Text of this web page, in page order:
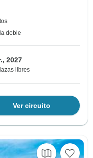
doble
2027
libres
Ver circuito